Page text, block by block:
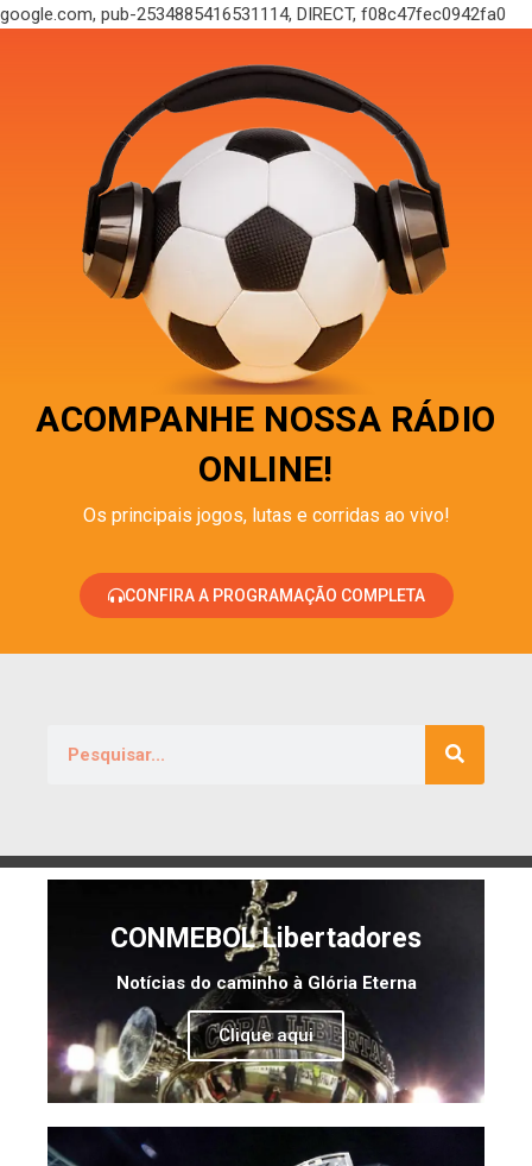
google.com, pub-2534885416531114, DIRECT, f08c47fec0942fa0
ACOMPANHE NOSSA RÁDIO
ONLINE!
Os principais jogos, lutas e corridas ao vivo!
CONFIRA A PROGRAMAÇÃO COMPLETA
CONMEBOL Libertadores
Notícias do caminho à Glória Eterna
Clique aqui